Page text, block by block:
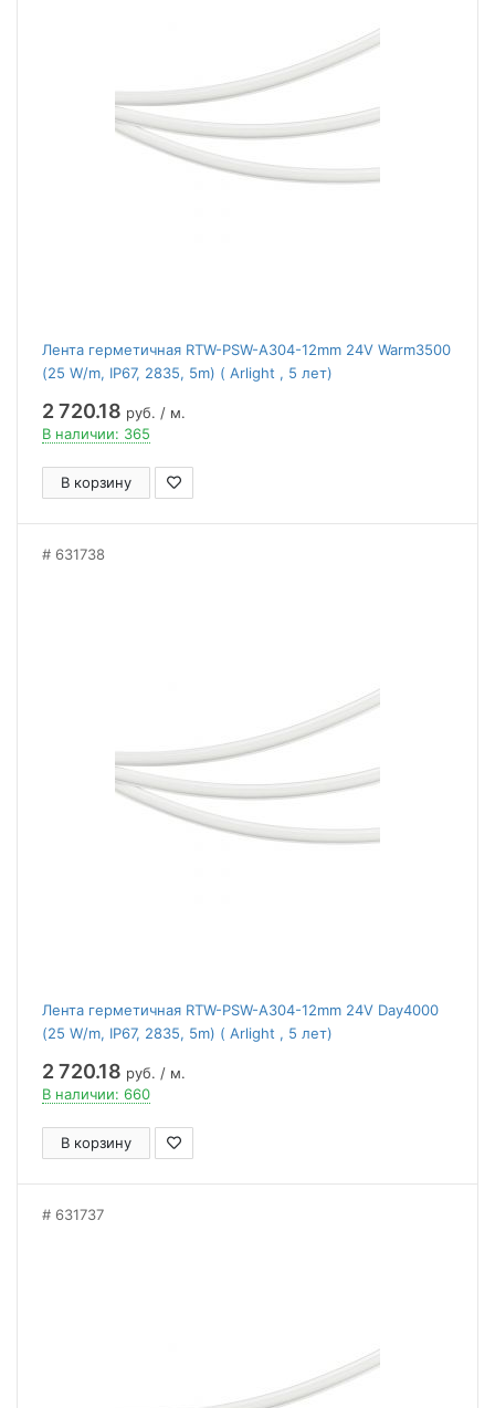
Лента герметичная RTW-PSW-A304-12mm 24V Warm3500
(25 W/m, IP67, 2835, 5m) ( Arlight , 5 лет)
2 720.18 руб. / м.
В наличии: 365
В корзину
631738
Лента герметичная RTW-PSW-A304-12mm 24V Day4000
(25 W/m, IP67, 2835, 5m) ( Arlight , 5 лет)
2 720.18 руб. / м.
В наличии: 660
В корзину
631737